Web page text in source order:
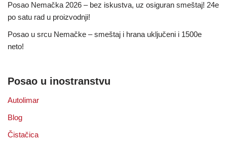
Posao Nemačka 2026 – bez iskustva, uz osiguran smeštaj! 24e
po satu rad u proizvodnji!
Posao u srcu Nemačke – smeštaj i hrana uključeni i 1500e
neto!
Posao u inostranstvu
Autolimar
Blog
Čistačica